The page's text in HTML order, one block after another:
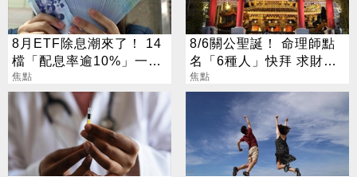
8月ETF除息潮來了！ 14
檔「配息率逾10%」一次
看
焦點
8/6關公聖誕！ 命理師點
名「6種人」快拜 求財求
職保平安
焦點